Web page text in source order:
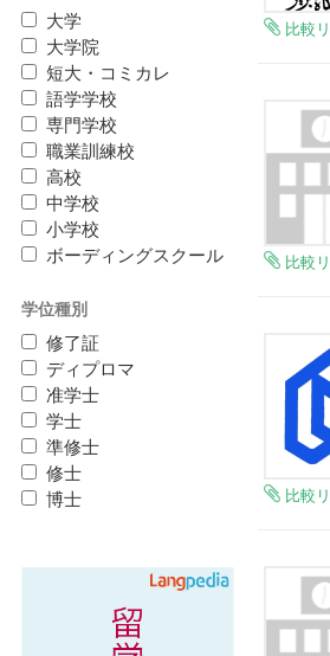
比較
比較
比較
大学
大学院
短大・コミカレ
語学学校
専門学校
職業訓練校
高校
中学校
小学校
ボーディングスクール
学位種別
修了証
ディプロマ
准学士
学士
準修士
修士
博士